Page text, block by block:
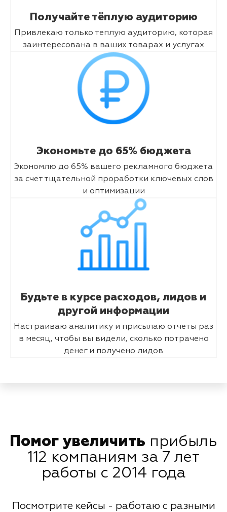
Получайте тёплую аудиторию
Привлекаю только теплую аудиторию, которая
заинтересована в ваших товарах и услугах
Экономьте до 65% бюджета
Экономлю до 65% вашего рекламного бюджета
за счет тщательной проработки ключевых слов
и оптимизации
Будьте в курсе расходов, лидов и
другой информации
Настраиваю аналитику и присылаю отчеты раз
в месяц, чтобы вы видели, сколько потрачено
денег и получено лидов
Помог увеличить прибыль
112 компаниям за 7 лет
работы с 2014 года
Посмотрите кейсы - работаю с разными